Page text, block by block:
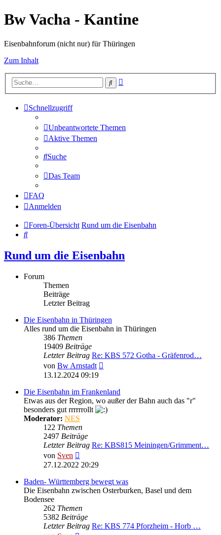
Bw Vacha - Kantine
Eisenbahnforum (nicht nur) für Thüringen
Zum Inhalt
Suche
Schnellzugriff
Unbeantwortete Themen
Aktive Themen
Suche
Das Team
FAQ
Anmelden
Foren-Übersicht Rund um die Eisenbahn
Suche
Rund um die Eisenbahn
Forum
Themen
Beiträge
Letzter Beitrag
Die Eisenbahn in Thüringen
Alles rund um die Eisenbahn in Thüringen
386 Themen
19409 Beiträge
Letzter Beitrag Re: KBS 572 Gotha - Gräfenrod…
von Bw Arnstadt
13.12.2024 09:19
Die Eisenbahn im Frankenland
Etwas aus der Region, wo außer der Bahn auch das "r"
besonders gut rrrrrrollt
Moderator: NES
122 Themen
2497 Beiträge
Letzter Beitrag Re: KBS815 Meiningen/Grimment…
von Sven
Beitrag
27.12.2022 20:29
Baden- Württemberg bewegt was
Die Eisenbahn zwischen Osterburken, Basel und dem
Bodensee
262 Themen
5382 Beiträge
Letzter Beitrag Re: KBS 774 Pforzheim - Horb …